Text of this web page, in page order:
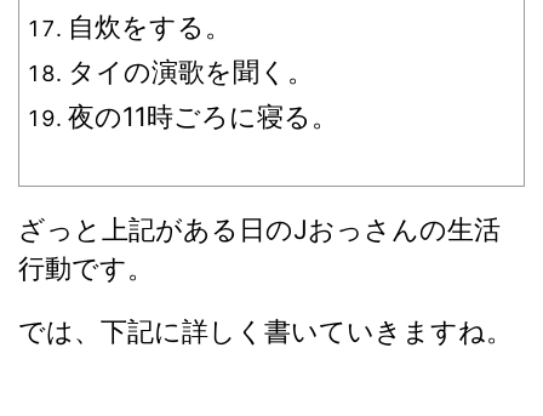
自炊をする。
タイの演歌を聞く。
夜の11時ごろに寝る。
ざっと上記がある日のJおっさんの生活
行動です。
では、下記に詳しく書いていきますね。